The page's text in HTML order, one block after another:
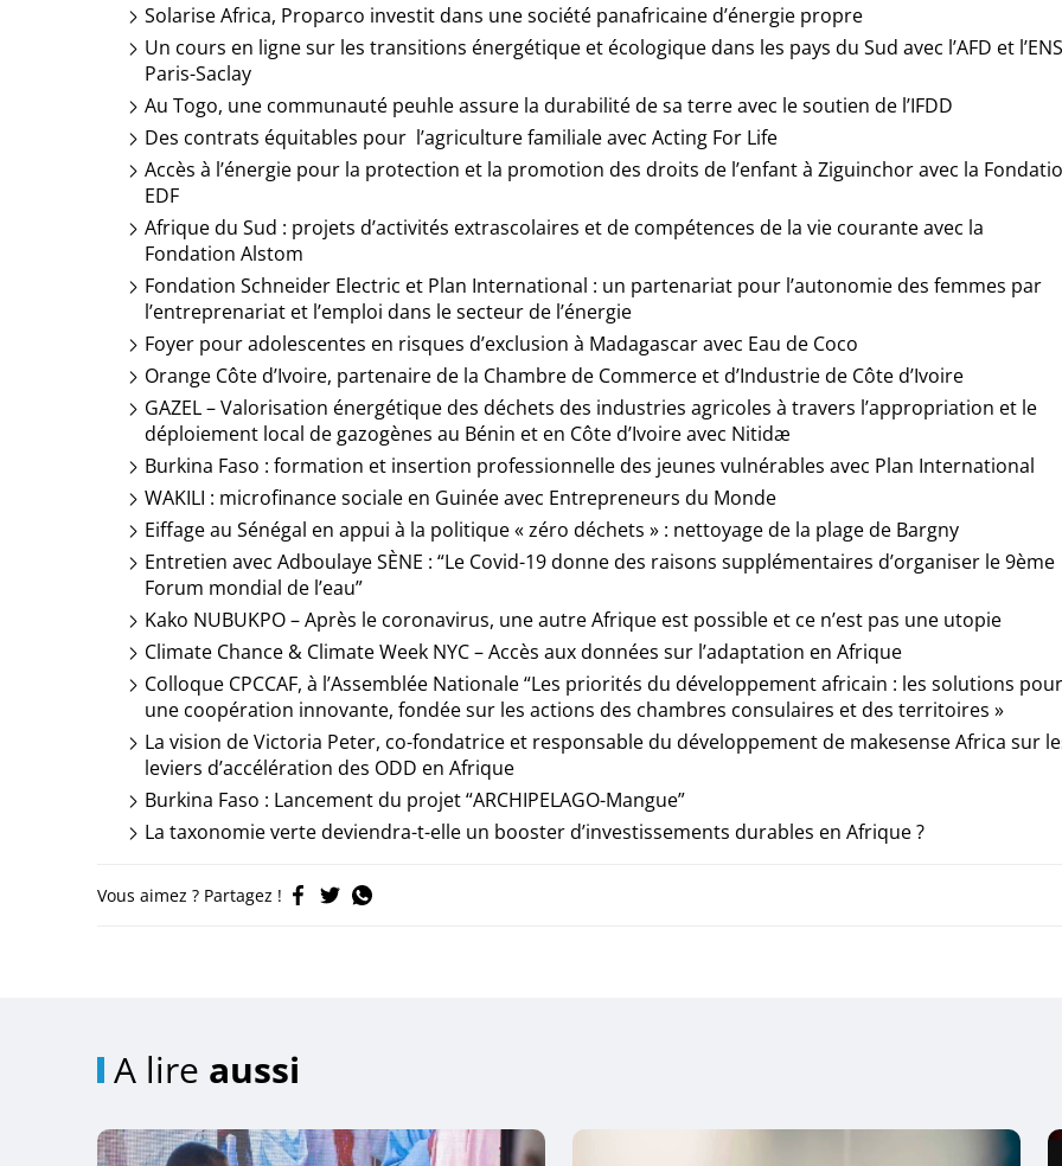
Solarise Africa, Proparco investit dans une société panafricaine d’énergie propre
Un cours en ligne sur les transitions énergétique et écologique dans les pays du Sud avec l’AFD et l’ENS
Paris-Saclay
Au Togo, une communauté peuhle assure la durabilité de sa terre avec le soutien de l’IFDD
Des contrats équitables pour l’agriculture familiale avec Acting For Life
Accès à l’énergie pour la protection et la promotion des droits de l’enfant à Ziguinchor avec la
EDF
Afrique du Sud : projets d’activités extrascolaires et de compétences de la vie courante avec la
Fondation Alstom
Fondation Schneider Electric et Plan International : un partenariat pour l’autonomie des femmes par
l’entreprenariat et l’emploi dans le secteur de l’énergie
Foyer pour adolescentes en risques d’exclusion à Madagascar avec Eau de Coco
Orange Côte d’Ivoire, partenaire de la Chambre de Commerce et d’Industrie de Côte d’Ivoire
GAZEL – Valorisation énergétique des déchets des industries agricoles à travers l’appropriation et le
déploiement local de gazogènes au Bénin et en Côte d’Ivoire avec Nitidæ
Burkina Faso : formation et insertion professionnelle des jeunes vulnérables avec Plan International
WAKILI : microfinance sociale en Guinée avec Entrepreneurs du Monde
Eiffage au Sénégal en appui à la politique « zéro déchets » : nettoyage de la plage de Bargny
Entretien avec Adboulaye SÈNE : “Le Covid-19 donne des raisons supplémentaires d’organiser le 9ème
Forum mondial de l’eau”
Kako NUBUKPO – Après le coronavirus, une autre Afrique est possible et ce n’est pas une utopie
Climate Chance & Climate Week NYC – Accès aux données sur l’adaptation en Afrique
Colloque CPCCAF, à l’Assemblée Nationale “Les priorités du développement africain : les solutions pour
une coopération innovante, fondée sur les actions des chambres consulaires et des territoires »
La vision de Victoria Peter, co-fondatrice et responsable du développement de makesense Africa sur
leviers d’accélération des ODD en Afrique
Burkina Faso : Lancement du projet “ARCHIPELAGO-Mangue”
La taxonomie verte deviendra-t-elle un booster d’investissements durables en Afrique ?
Vous aimez ? Partagez !
A lire aussi